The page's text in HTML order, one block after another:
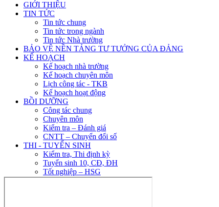
GIỚI THIỆU
TIN TỨC
Tin tức chung
Tin tức trong ngành
Tin tức Nhà trường
BẢO VỆ NỀN TẢNG TƯ TƯỞNG CỦA ĐẢNG
KẾ HOẠCH
Kế hoạch nhà trường
Kế hoạch chuyên môn
Lịch công tác - TKB
Kế hoạch hoạt động
BỒI DƯỠNG
Công tác chung
Chuyên môn
Kiểm tra – Đánh giá
CNTT – Chuyển đổi số
THI - TUYỂN SINH
Kiểm tra, Thi định kỳ
Tuyển sinh 10, CĐ, ĐH
Tốt nghiệp – HSG